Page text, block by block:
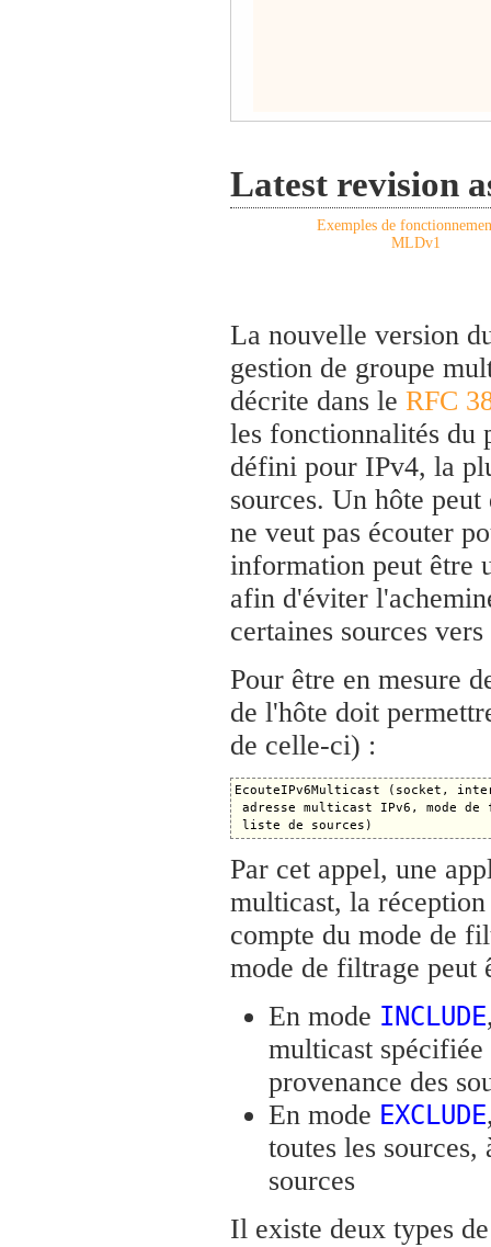
Latest revision
Exemples de
MLDv1
La nouvelle version
gestion de groupe
décrite dans le RFC
les fonctionnalités du
défini pour IPv4, la
sources. Un hôte
ne veut pas écouter
information peut être
afin d'éviter
certaines sources
Pour être en mesure
de l'hôte doit
de celle-ci) :
EcouteIPv6Multicast (socket,
adresse multicast IPv6, mode
Par cet appel, une
multicast, la
compte du mode de
mode de filtrage peut
En mode INCLUDE
multicast spécifiée
provenance des
En mode EXCLUDE
toutes les
sources
Il existe deux types